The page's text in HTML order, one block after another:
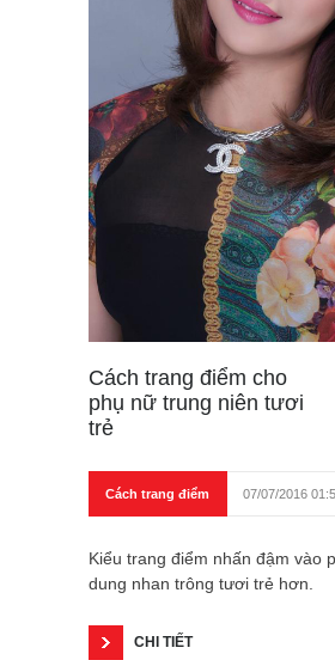
Cách trang điểm cho
phụ nữ trung niên tươi
trẻ
Cách trang điểm 07/07/2016
Kiểu trang điểm nhấn đậm vào
dung nhan trông tươi trẻ hơn.
CHI TIẾT